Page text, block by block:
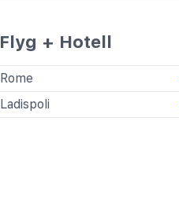
Flyg + Hotell
Rome
Ladispoli